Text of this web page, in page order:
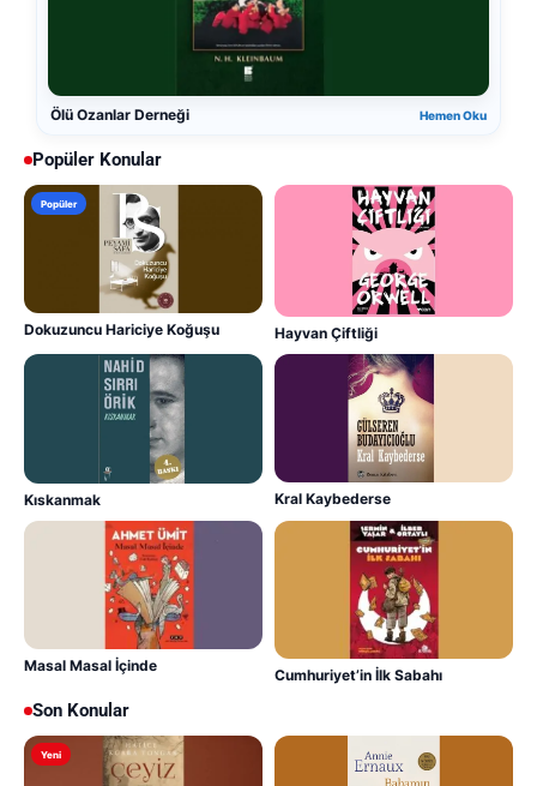
Ölü Ozanlar Derneği Hemen Oku
Popüler Konular
Popüler
Dokuzuncu Hariciye Koğuşu Hayvan Çiftliği
Kıskanmak Kral Kaybederse
Masal Masal İçinde
Cumhuriyet’in İlk Sabahı
Son Konular
Yeni